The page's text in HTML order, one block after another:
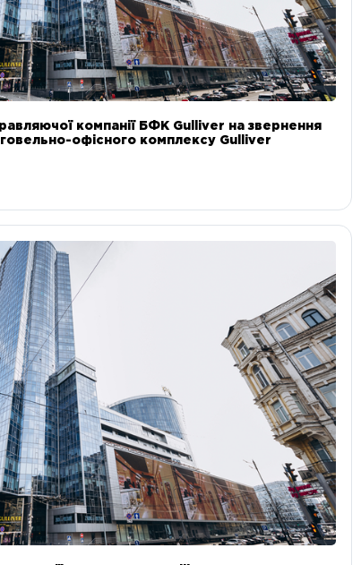
компанії БФК Gulliver на звернення
офісного комплексу Gulliver